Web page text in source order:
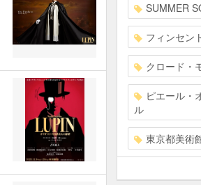
SUMMER
フィンセン
クロード・
ピエール・
ル
東京都美術